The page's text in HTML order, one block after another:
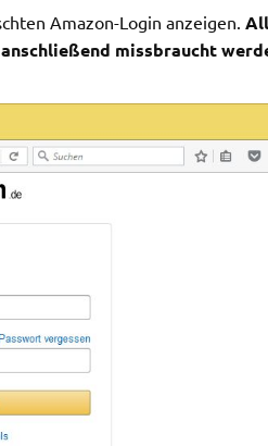
Amazon-Login anzeigen.
missbraucht